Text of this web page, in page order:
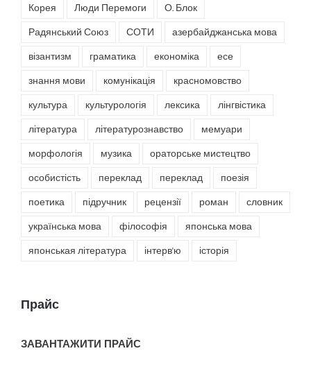
Корея Люди Перемоги О. Блок
Радянський Союз СОТИ азербайджанська мова
візантизм граматика економіка есе
знання мови комунікація красномовство
культура культурологія лексика лінгвістика
література літературознавство мемуари
морфологія музика ораторське мистецтво
особистість переклад переклад поезія
поетика підручник рецензії роман словник
українська мова філософія японська мова
японськая література інтерв'ю історія
Прайс
ЗАВАНТАЖИТИ ПРАЙС